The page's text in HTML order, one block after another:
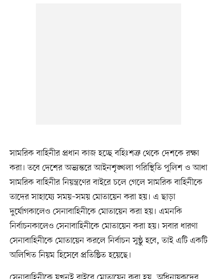
সামরিক বাহিনীর প্রধান কাজ হচ্ছে বহিঃশত্রু থেকে দেশকে রক্ষা
করা। তবে দেশের অভ্যন্তরে আইনশৃঙ্খলা পরিস্থিতি পুলিশ ও আধা
সামরিক বাহিনীর নিয়ন্ত্রণের বাইরে চলে গেলে সামরিক বাহিনীকে
তাদের সাহায্যে সময়–সময় মোতায়েন করা হয়। এ ছাড়া
দুর্যোগকালেও সেনাবাহিনীকে মোতায়েন করা হয়। এমনকি
নির্বাচনকালেও সেনাবাহিনীকে মোতায়েন করা হয়। সবার ধারণা
সেনাবাহিনীকে মোতায়েন করলে নির্বাচন সুষ্ঠু হবে, তাই এটি একটি
অলিখিত নিয়ম হিসেবে প্রতিষ্ঠিত হয়েছে।